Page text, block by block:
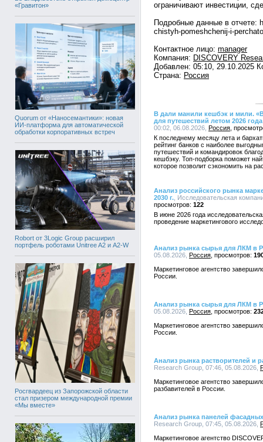
«Гравитон»
Quorum от «Наносемантики»: новая
ИИ-платформа для автоматической
обработки корпоративных встреч
Robort от 3Logic Group расширил
портфель роботами Unitree A2 и A2-W
Росгвардеец из Запорожской области
стал призером международной премии
«Мы вместе»
ограничивают инвестиции,
Подробные данные в отчете:
chistyh-pomeshchenij-i-
Контактное лицо: manager
Компания: DISCOVERY
Добавлен: 05:10, 29.10.2025
Страна: Россия
В дали манили кешбэк и мили.
для путешествий летом 2026 года
00:02, 06.08.2026, Россия
К последнему месяцу лета и
рейтинг банков с наиболее
путешествий и командировок
кешбэку. Топ-подборка поможет
которое позволит сэкономить на
Анализ российского рынка
2030 г. , Исследовательская
122
В июне 2026 года
проведение маркетингового
Анализ рынка сырья для ЛКМ в
05.08.2026, Россия
Маркетинговое агентство
России.
Анализ рынка сырья для ЛКМ в
05.08.2026, Россия
Маркетинговое агентство
России.
Анализ рынка растворителей и
Research Group, 07:46, 05.08.2026,
Маркетинговое агентство
разбавителей в России.
Анализ рынка панелей
Research Group, 07:45, 05.08.2026,
Маркетинговое агентство